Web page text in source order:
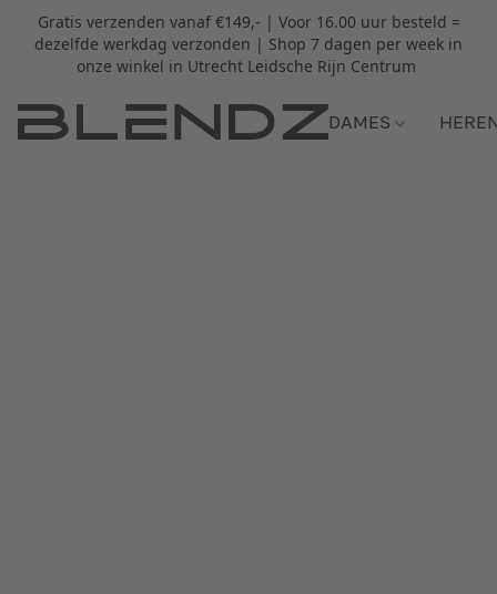
Gratis verzenden vanaf €149,- | Voor 16.00 uur besteld =
dezelfde werkdag verzonden | Shop 7 dagen per week in
onze winkel in Utrecht Leidsche Rijn Centrum
DAMES